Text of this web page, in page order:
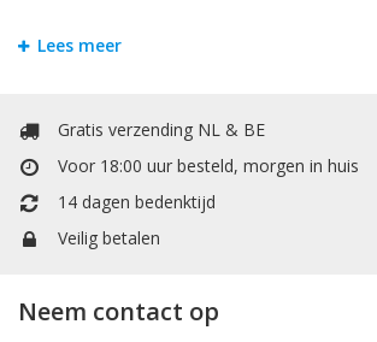
TPU / Siliconen Hoesjes
voor uw Nokia 7 Plus.
Headsets
Voor Sporten of geniet van uw favoriete
Plus smartphone, we hebben de beste
minimaal geluidsverlies en maximale
Lees meer
Gratis verzending NL & BE
Voor 18:00 uur besteld, morgen in huis
14 dagen bedenktijd
Veilig betalen
Neem contact op